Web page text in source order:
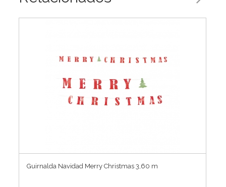
Guirnalda Navidad Merry Christmas 3,60 m